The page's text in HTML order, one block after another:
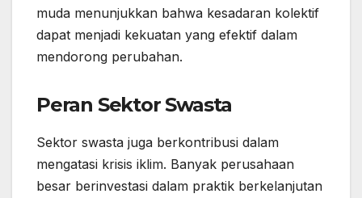
muda menunjukkan bahwa kesadaran kolektif
dapat menjadi kekuatan yang efektif dalam
mendorong perubahan.
Peran Sektor Swasta
Sektor swasta juga berkontribusi dalam
mengatasi krisis iklim. Banyak perusahaan
besar berinvestasi dalam praktik berkelanjutan